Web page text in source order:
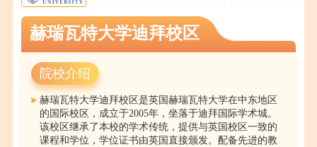
赫瑞瓦特大学迪拜校区
院校介绍
赫瑞瓦特大学迪拜校区是英国赫瑞瓦特大学在中东地区
的国际校区，成立于2005年，坐落于迪拜国际学术城。
该校区继承了本校的学术传统，提供与英国校区一致的
课程和学位，学位证书由英国直接颁发。配备先进的教